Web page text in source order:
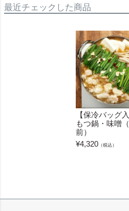
最近チェックした商品
【保冷バッグ
もつ鍋・味噌
前）
¥4,320 （税込）